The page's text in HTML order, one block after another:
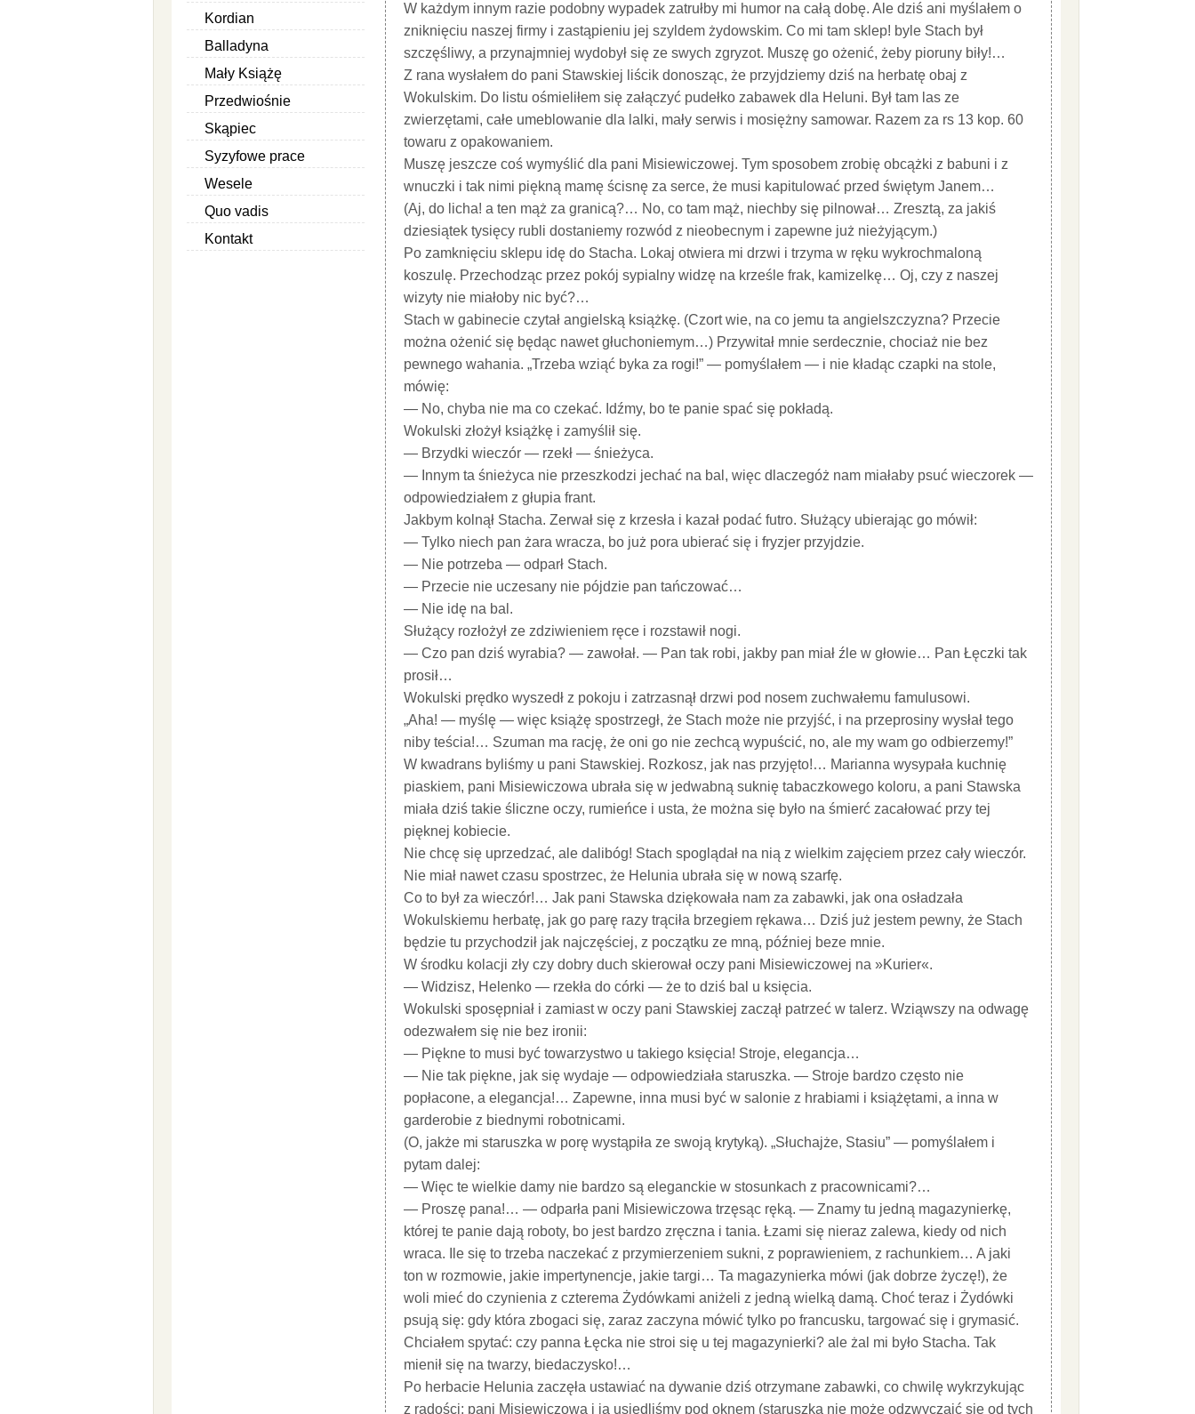
Kordian
Balladyna
Mały Książę
Przedwiośnie
Skąpiec
Syzyfowe prace
Wesele
Quo vadis
Kontakt
W każdym innym razie podobny wypadek zatrułby mi humor na całą dobę. Ale dziś ani myślałem o
zniknięciu naszej firmy i zastąpieniu jej szyldem żydowskim. Co mi tam sklep! byle Stach był
szczęśliwy, a przynajmniej wydobył się ze swych zgryzot. Muszę go ożenić, żeby pioruny biły!…
Z rana wysłałem do pani Stawskiej liścik donosząc, że przyjdziemy dziś na herbatę obaj z
Wokulskim. Do listu ośmieliłem się załączyć pudełko zabawek dla Heluni. Był tam las ze
zwierzętami, całe umeblowanie dla lalki, mały serwis i mosiężny samowar. Razem za rs 13 kop. 60
towaru z opakowaniem.
Muszę jeszcze coś wymyślić dla pani Misiewiczowej. Tym sposobem zrobię obcążki z babuni i z
wnuczki i tak nimi piękną mamę ścisnę za serce, że musi kapitulować przed świętym Janem…
(Aj, do licha! a ten mąż za granicą?… No, co tam mąż, niechby się pilnował… Zresztą, za jakiś
dziesiątek tysięcy rubli dostaniemy rozwód z nieobecnym i zapewne już nieżyjącym.)
Po zamknięciu sklepu idę do Stacha. Lokaj otwiera mi drzwi i trzyma w ręku wykrochmaloną
koszulę. Przechodząc przez pokój sypialny widzę na krześle frak, kamizelkę… Oj, czy z naszej
wizyty nie miałoby nic być?…
Stach w gabinecie czytał angielską książkę. (Czort wie, na co jemu ta angielszczyzna? Przecie
można ożenić się będąc nawet głuchoniemym…) Przywitał mnie serdecznie, chociaż nie bez
pewnego wahania. „Trzeba wziąć byka za rogi!” — pomyślałem — i nie kładąc czapki na stole,
mówię:
— No, chyba nie ma co czekać. Idźmy, bo te panie spać się pokładą.
Wokulski złożył książkę i zamyślił się.
— Brzydki wieczór — rzekł — śnieżyca.
— Innym ta śnieżyca nie przeszkodzi jechać na bal, więc dlaczegóż nam miałaby psuć wieczorek —
odpowiedziałem z głupia frant.
Jakbym kolnął Stacha. Zerwał się z krzesła i kazał podać futro. Służący ubierając go mówił:
— Tylko niech pan żara wracza, bo już pora ubierać się i fryzjer przyjdzie.
— Nie potrzeba — odparł Stach.
— Przecie nie uczesany nie pójdzie pan tańczować…
— Nie idę na bal.
Służący rozłożył ze zdziwieniem ręce i rozstawił nogi.
— Czo pan dziś wyrabia? — zawołał. — Pan tak robi, jakby pan miał źle w głowie… Pan Łęczki tak
prosił…
Wokulski prędko wyszedł z pokoju i zatrzasnął drzwi pod nosem zuchwałemu famulusowi.
„Aha! — myślę — więc książę spostrzegł, że Stach może nie przyjść, i na przeprosiny wysłał tego
niby teścia!… Szuman ma rację, że oni go nie zechcą wypuścić, no, ale my wam go odbierzemy!”
W kwadrans byliśmy u pani Stawskiej. Rozkosz, jak nas przyjęto!… Marianna wysypała kuchnię
piaskiem, pani Misiewiczowa ubrała się w jedwabną suknię tabaczkowego koloru, a pani Stawska
miała dziś takie śliczne oczy, rumieńce i usta, że można się było na śmierć zacałować przy tej
pięknej kobiecie.
Nie chcę się uprzedzać, ale dalibóg! Stach spoglądał na nią z wielkim zajęciem przez cały wieczór.
Nie miał nawet czasu spostrzec, że Helunia ubrała się w nową szarfę.
Co to był za wieczór!… Jak pani Stawska dziękowała nam za zabawki, jak ona osładzała
Wokulskiemu herbatę, jak go parę razy trąciła brzegiem rękawa… Dziś już jestem pewny, że Stach
będzie tu przychodził jak najczęściej, z początku ze mną, później beze mnie.
W środku kolacji zły czy dobry duch skierował oczy pani Misiewiczowej na »Kurier«.
— Widzisz, Helenko — rzekła do córki — że to dziś bal u księcia.
Wokulski sposępniał i zamiast w oczy pani Stawskiej zaczął patrzeć w talerz. Wziąwszy na odwagę
odezwałem się nie bez ironii:
— Piękne to musi być towarzystwo u takiego księcia! Stroje, elegancja…
— Nie tak piękne, jak się wydaje — odpowiedziała staruszka. — Stroje bardzo często nie
popłacone, a elegancja!… Zapewne, inna musi być w salonie z hrabiami i książętami, a inna w
garderobie z biednymi robotnicami.
(O, jakże mi staruszka w porę wystąpiła ze swoją krytyką). „Słuchajże, Stasiu” — pomyślałem i
pytam dalej:
— Więc te wielkie damy nie bardzo są eleganckie w stosunkach z pracownicami?…
— Proszę pana!… — odparła pani Misiewiczowa trzęsąc ręką. — Znamy tu jedną magazynierkę,
której te panie dają roboty, bo jest bardzo zręczna i tania. Łzami się nieraz zalewa, kiedy od nich
wraca. Ile się to trzeba naczekać z przymierzeniem sukni, z poprawieniem, z rachunkiem… A jaki
ton w rozmowie, jakie impertynencje, jakie targi… Ta magazynierka mówi (jak dobrze życzę!), że
woli mieć do czynienia z czterema Żydówkami aniżeli z jedną wielką damą. Choć teraz i Żydówki
psują się: gdy która zbogaci się, zaraz zaczyna mówić tylko po francusku, targować się i grymasić.
Chciałem spytać: czy panna Łęcka nie stroi się u tej magazynierki? ale żal mi było Stacha. Tak
mienił się na twarzy, biedaczysko!…
Po herbacie Helunia zaczęła ustawiać na dywanie dziś otrzymane zabawki, co chwilę wykrzykując
z radości; pani Misiewiczowa i ja usiedliśmy pod oknem (staruszka nie może odzwyczaić się od tych